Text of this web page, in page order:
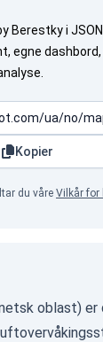
Berestky i
egne
Kopier
du våre Vilkår for
oblast)